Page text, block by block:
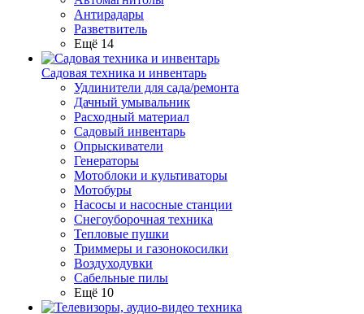
Антирадары
Разветвитель
Ещё 14
Садовая техника и инвентарь
Удлинители для сада/ремонта
Дачный умывальник
Расходный материал
Садовый инвентарь
Опрыскиватели
Генераторы
Мотоблоки и культиваторы
Мотобуры
Насосы и насосные станции
Снегоуборочная техника
Тепловые пушки
Триммеры и газонокосилки
Воздуходувки
Сабельные пилы
Ещё 10